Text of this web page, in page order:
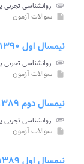
attachment روانشناسی تجربی
insert_drive_file سوالات آزمون
نیمسال اول ۱۳۹۰-۱۳۸۹
attachment روانشناسی تجربی
insert_drive_file سوالات آزمون
نیمسال دوم ۱۳۸۹-۱۳۸۸
attachment روانشناسی تجربی
insert_drive_file سوالات آزمون
نیمسال اول ۱۳۸۹-۱۳۸۸